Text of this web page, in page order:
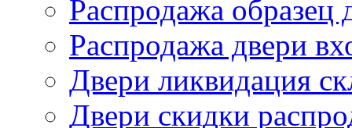
Распродажа образец
Распродажа двери
Двери ликвидация
Двери скидки